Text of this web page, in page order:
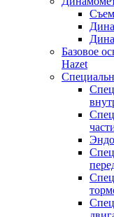
Базовое
Hazet